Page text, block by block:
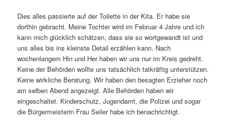
Dies alles passierte auf der Toilette in der Kita. Er habe sie
dorthin gebracht. Meine Tochter wird im Februar 4 Jahre und ich
kann mich glücklich schätzen, dass sie so wortgewandt ist und
uns alles bis ins kleinste Detail erzählen kann. Nach
wochenlangem Hin und Her haben wir uns nur im Kreis gedreht.
Keine der Behörden wollte uns tatsächlich tatkräftig unterstützen.
Keine wirkliche Beratung. Wir haben den besagten Erzieher noch
am selben Abend angezeigt. Alle Behörden haben wir
eingeschaltet. Kinderschutz, Jugendamt, die Polizei und sogar
die Bürgermeisterin Frau Seiler habe ich benachrichtigt.